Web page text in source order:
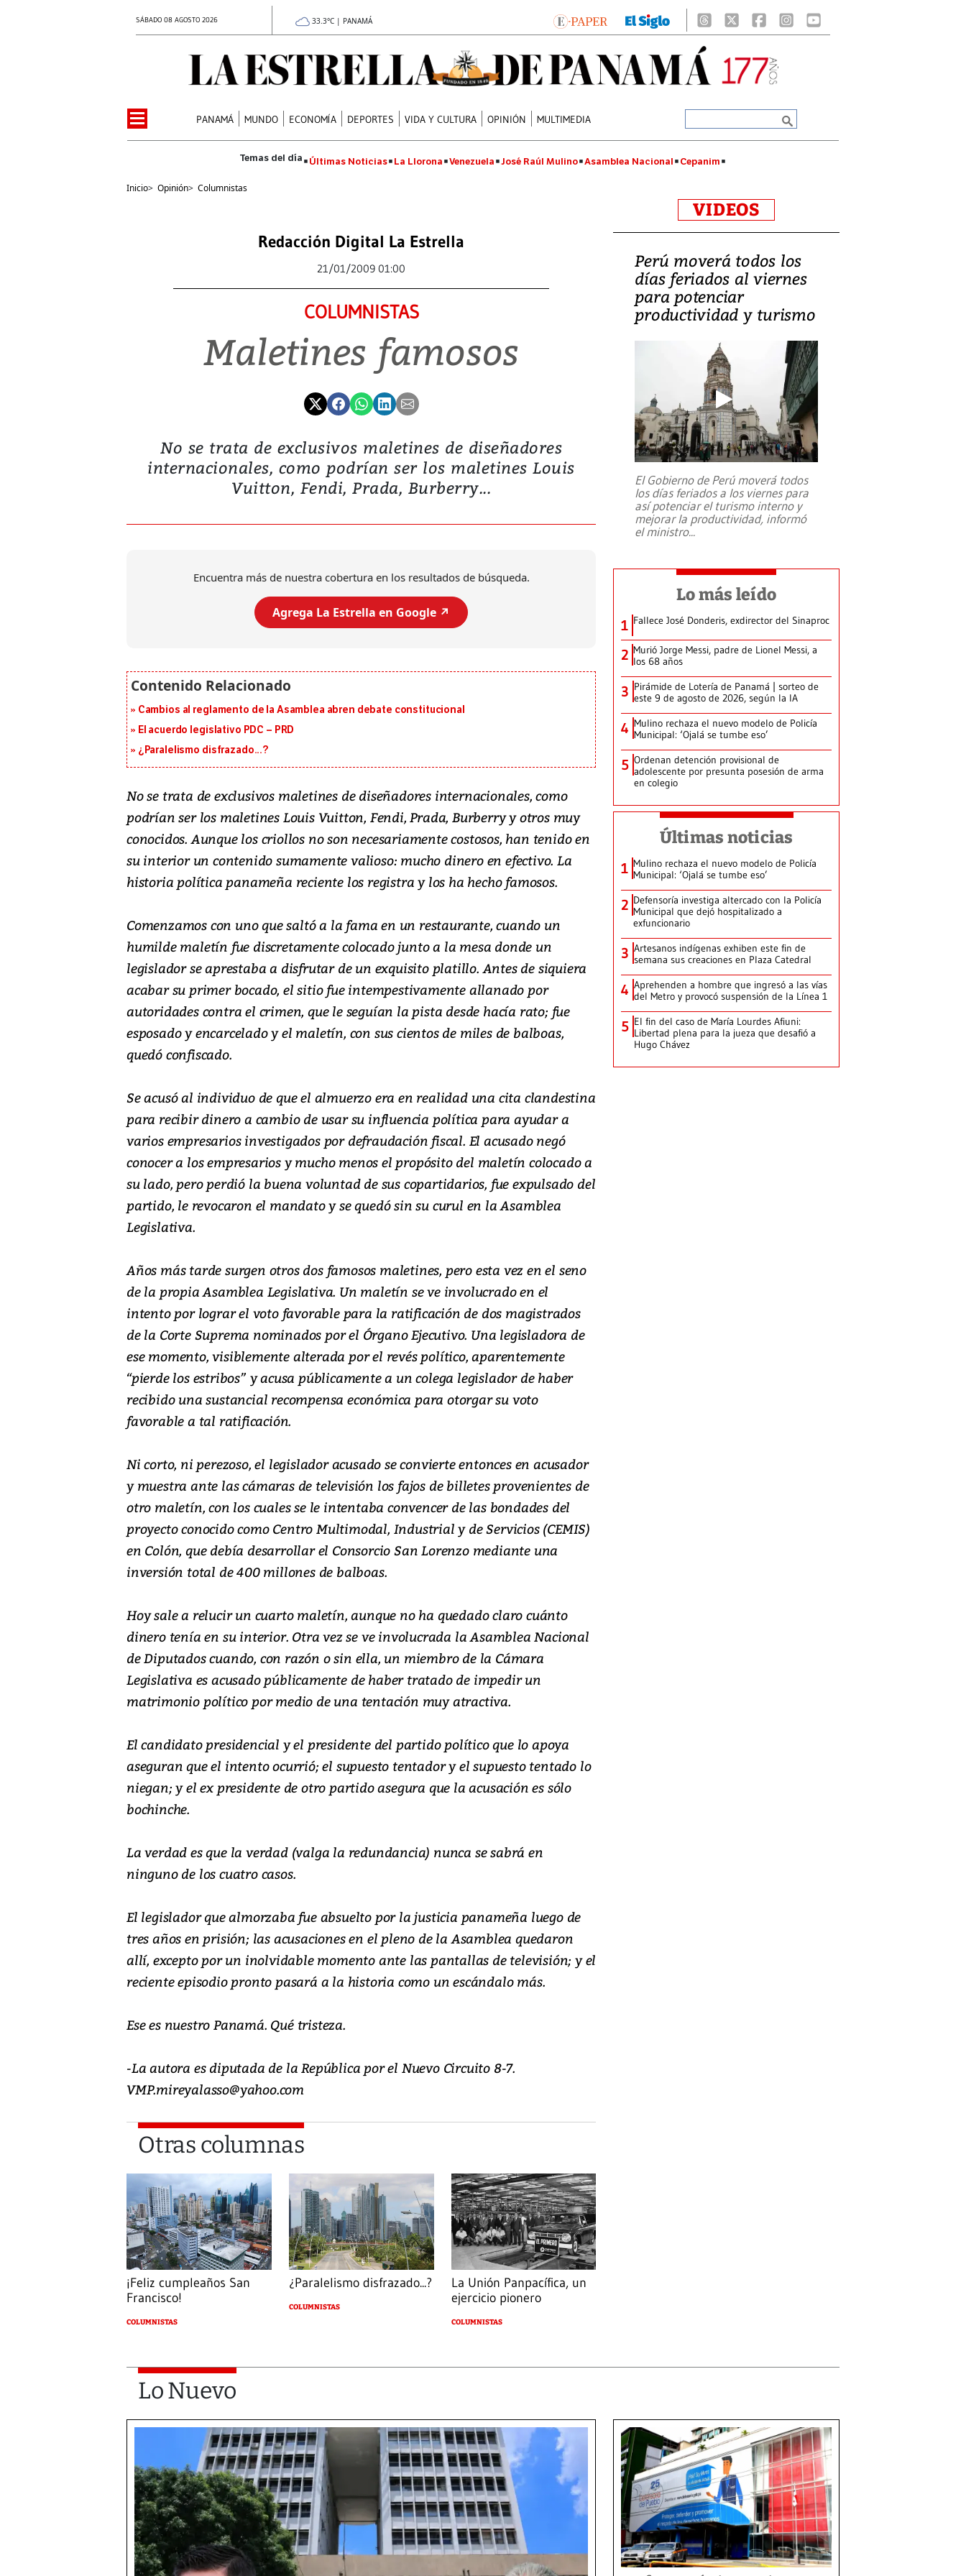
SÁBADO 08 AGOSTO 2026 33.3°C | PANAMÁ
PANAMÁ MUNDO ECONOMÍA DEPORTES VIDA Y CULTURA OPINIÓN MULTIMEDIA
Últimas Noticias La Llorona Venezuela José Raúl Mulino Asamblea Nacional Cepanim
Inicio> Opinión> Columnistas
Redacción Digital La Estrella
21/01/2009 01:00
COLUMNISTAS
Maletines famosos
No se trata de exclusivos maletines de diseñadores
internacionales, como podrían ser los maletines Louis
Vuitton, Fendi, Prada, Burberry...
Encuentra más de nuestra cobertura en los resultados de búsqueda.
Agrega La Estrella en Google ↗️
Cambios al reglamento de la Asamblea abren debate constitucional
El acuerdo legislativo PDC – PRD
¿Paralelismo disfrazado...?
No se trata de exclusivos maletines de diseñadores internacionales, como
podrían ser los maletines Louis Vuitton, Fendi, Prada, Burberry y otros muy
conocidos. Aunque los criollos no son necesariamente costosos, han tenido en
su interior un contenido sumamente valioso: mucho dinero en efectivo. La
historia política panameña reciente los registra y los ha hecho famosos.
Comenzamos con uno que saltó a la fama en un restaurante, cuando un
humilde maletín fue discretamente colocado junto a la mesa donde un
legislador se aprestaba a disfrutar de un exquisito platillo. Antes de siquiera
acabar su primer bocado, el sitio fue intempestivamente allanado por
autoridades contra el crimen, que le seguían la pista desde hacía rato; fue
esposado y encarcelado y el maletín, con sus cientos de miles de balboas,
quedó confiscado.
Se acusó al individuo de que el almuerzo era en realidad una cita clandestina
para recibir dinero a cambio de usar su influencia política para ayudar a
varios empresarios investigados por defraudación fiscal. El acusado negó
conocer a los empresarios y mucho menos el propósito del maletín colocado a
su lado, pero perdió la buena voluntad de sus copartidarios, fue expulsado del
partido, le revocaron el mandato y se quedó sin su curul en la Asamblea
Legislativa.
Años más tarde surgen otros dos famosos maletines, pero esta vez en el seno
de la propia Asamblea Legislativa. Un maletín se ve involucrado en el
intento por lograr el voto favorable para la ratificación de dos magistrados
de la Corte Suprema nominados por el Órgano Ejecutivo. Una legisladora de
ese momento, visiblemente alterada por el revés político, aparentemente
“pierde los estribos” y acusa públicamente a un colega legislador de haber
recibido una sustancial recompensa económica para otorgar su voto
favorable a tal ratificación.
Ni corto, ni perezoso, el legislador acusado se convierte entonces en acusador
y muestra ante las cámaras de televisión los fajos de billetes provenientes de
otro maletín, con los cuales se le intentaba convencer de las bondades del
proyecto conocido como Centro Multimodal, Industrial y de Servicios (CEMIS)
en Colón, que debía desarrollar el Consorcio San Lorenzo mediante una
inversión total de 400 millones de balboas.
Hoy sale a relucir un cuarto maletín, aunque no ha quedado claro cuánto
dinero tenía en su interior. Otra vez se ve involucrada la Asamblea Nacional
de Diputados cuando, con razón o sin ella, un miembro de la Cámara
Legislativa es acusado públicamente de haber tratado de impedir un
matrimonio político por medio de una tentación muy atractiva.
El candidato presidencial y el presidente del partido político que lo apoya
aseguran que el intento ocurrió; el supuesto tentador y el supuesto tentado lo
niegan; y el ex presidente de otro partido asegura que la acusación es sólo
bochinche.
La verdad es que la verdad (valga la redundancia) nunca se sabrá en
ninguno de los cuatro casos.
El legislador que almorzaba fue absuelto por la justicia panameña luego de
tres años en prisión; las acusaciones en el pleno de la Asamblea quedaron
allí, excepto por un inolvidable momento ante las pantallas de televisión; y el
reciente episodio pronto pasará a la historia como un escándalo más.
Ese es nuestro Panamá. Qué tristeza.
-La autora es diputada de la República por el Nuevo Circuito 8-7.
VMP.mireyalasso@yahoo.com
Otras columnas
¡Feliz cumpleaños San
Francisco!
COLUMNISTAS
¿Paralelismo disfrazado...?
COLUMNISTAS
La Unión Panpacífica, un
ejercicio pionero
COLUMNISTAS
VIDEOS
Perú moverá todos los
días feriados al viernes
para potenciar
productividad y turismo
El Gobierno de Perú moverá todos
los días feriados a los viernes para
así potenciar el turismo interno y
mejorar la productividad, informó
el ministro...
Lo más leído
1 Fallece José Donderis, exdirector del Sinaproc
2 Murió Jorge Messi, padre de Lionel Messi, a
los 68 años
3 Pirámide de Lotería de Panamá | sorteo de
este 9 de agosto de 2026, según la IA
4 Mulino rechaza el nuevo modelo de Policía
Municipal: ‘Ojalá se tumbe eso’
5 Ordenan detención provisional de
adolescente por presunta posesión de arma
en colegio
Últimas noticias
1 Mulino rechaza el nuevo modelo de Policía
Municipal: ‘Ojalá se tumbe eso’
2 Defensoría investiga altercado con la Policía
Municipal que dejó hospitalizado a
exfuncionario
3 Artesanos indígenas exhiben este fin de
semana sus creaciones en Plaza Catedral
4 Aprehenden a hombre que ingresó a las vías
del Metro y provocó suspensión de la Línea 1
5 El fin del caso de María Lourdes Afiuni:
Libertad plena para la jueza que desafió a
Hugo Chávez
Lo Nuevo